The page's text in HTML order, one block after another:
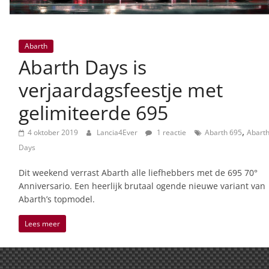
Abarth
Abarth Days is
verjaardagsfeestje met
gelimiteerde 695
4 oktober 2019 Lancia4Ever 1 reactie Abarth 695, Abarth
Days
Dit weekend verrast Abarth alle liefhebbers met de 695 70°
Anniversario. Een heerlijk brutaal ogende nieuwe variant van
Abarth’s topmodel.
Lees meer